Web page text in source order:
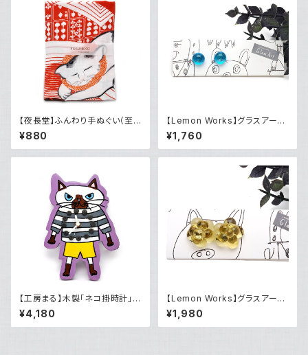
【夜長堂】ふんわり手ぬぐい（至
福の時間）
¥880
【Lemon Works】グラスアー
ト ボールピアス（Blue）
¥1,760
【工房まる】木製「ネコ掛時計」
（「平川あい」さん直筆）
¥4,180
【Lemon Works】グラスアート
粒花ピアス（Blond）
¥1,980